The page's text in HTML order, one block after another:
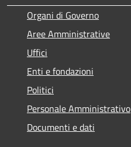
Organi di Governo
Aree Amministrative
Uffici
Enti e fondazioni
Politici
Personale Amministrativo
Documenti e dati